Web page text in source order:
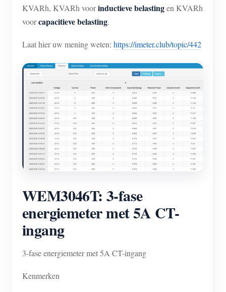
KVARh, KVARh voorinductieve belastingen KVARh
voorcapacitieve belasting.
Laat hier uw mening weten: https://imeter.club/topic/442
WEM3046T: 3-fase
energiemeter met 5A CT-
ingang
3-fase energiemeter met 5A CT-ingang
Kenmerken